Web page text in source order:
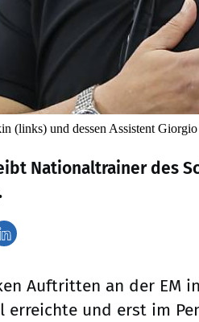
(links) und dessen Assistent
Nationaltrainer des
Auftritten an der EM
erreichte und erst im